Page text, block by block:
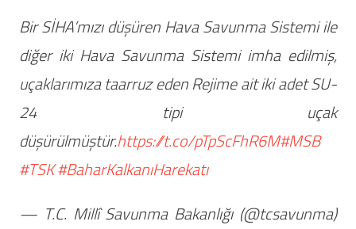
Bir SİHA’mızı düşüren Hava Savunma Sistemi ile
diğer iki Hava Savunma Sistemi imha edilmiş,
uçaklarımıza taarruz eden Rejime ait iki adet SU-
24 tipi uçak
düşürülmüştür.https://t.co/pTpScFhR6M#MSB
#TSK#BaharKalkanıHarekatı
— T.C. Millî Savunma Bakanlığı (@tcsavunma)